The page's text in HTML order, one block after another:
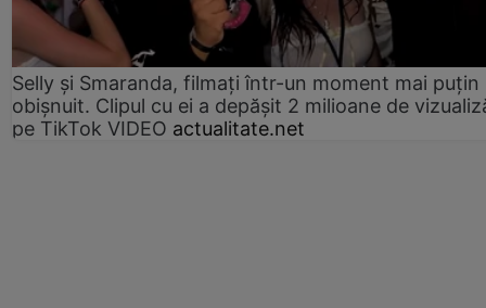
Selly și Smaranda, filmați într-un moment mai puțin
obișnuit. Clipul cu ei a depășit 2 milioane de
pe TikTok VIDEO actualitate.net